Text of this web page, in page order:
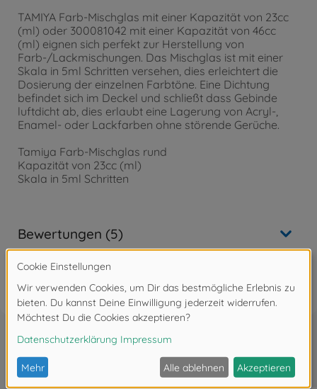
TAMIYA Farb-Mischglas mit einer Kapazität von 23cc
(ml) oder 300081042 mit einer Kapazität von 46cc
(ml) eignen sich perfekt zur Herstellung von
Farb-/Lackmischungen. Das Mischglas ist mit einer
Skala in 5ml Schritten versehen, dies erleichtert die
Dosierung der einzelnen Farbtöne. Eine Dichtung
befindet sich im Deckel und schließt dass Gebinde
luftdicht ab, dies erlaubt eine Lagerung von Acryl-,
Enamel- oder Lackfarben ohne störende Gerüche.
Tamiya Farb-Mischglas rund
Kapazität von 23cc (ml)
Skala in 5ml Schritten
Bewertungen (5)
FAQ
Wird oft zusammen gekauft